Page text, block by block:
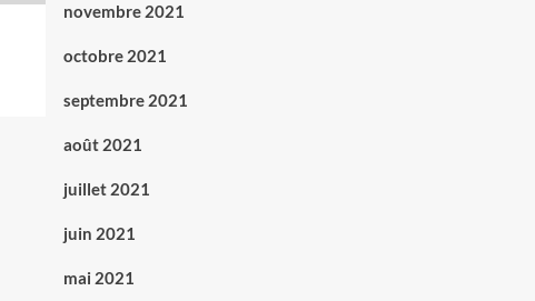
novembre 2021
octobre 2021
septembre 2021
août 2021
juillet 2021
juin 2021
mai 2021